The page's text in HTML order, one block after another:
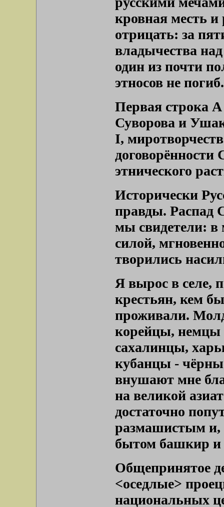
кровная месть и
отрицать: за
владычества
один из почти
этносов не
Первая строка
Суворова и
I,
договорённости
этнического
Исторически
правды. Распад
мы свидетели: в
силой,
творились
Я вырос в селе,
крестьян, кем
проживали.
корейцы, немцы
сахалинцы,
кубанцы -
внушают мне
на великой
достаточно
размашистым и,
бытом башкир и
Общепринятое
<оседлые>
национальных